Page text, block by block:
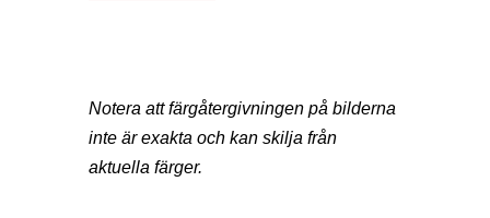
Notera att färgåtergivningen på bilderna
inte är exakta och kan skilja från
aktuella färger.